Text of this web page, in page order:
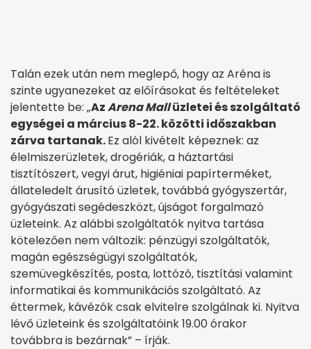
Talán ezek után nem meglepő, hogy az Aréna is
szinte ugyanezeket az előírásokat és feltételeket
jelentette be: „AzArena Mallüzletei és szolgáltató
egységei a március 8-22. közötti időszakban
zárva tartanak.Ez alól kivételt képeznek: az
élelmiszerüzletek, drogériák, a háztartási
tisztítószert, vegyi árut, higiéniai papírterméket,
állateledelt árusító üzletek, továbbá gyógyszertár,
gyógyászati segédeszközt, újságot forgalmazó
üzleteink. Az alábbi szolgáltatók nyitva tartása
kötelezően nem változik: pénzügyi szolgáltatók,
magán egészségügyi szolgáltatók,
szemüvegkészítés, posta, lottózó, tisztítási valamint
informatikai és kommunikációs szolgáltató. Az
éttermek, kávézók csak elvitelre szolgálnak ki. Nyitva
lévő üzleteink és szolgáltatóink 19.00 órakor
továbbra is bezárnak” – írják.